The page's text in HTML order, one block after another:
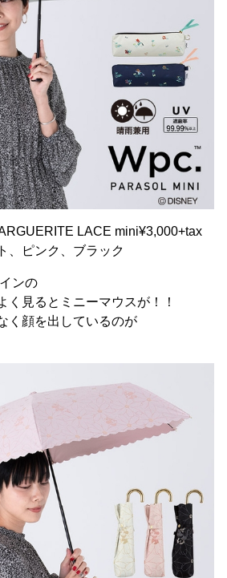
LACE mini¥3,000+tax
、ピンク、ブラック
ンの
く見るとミニーマウスが！！
く顔を出しているのが